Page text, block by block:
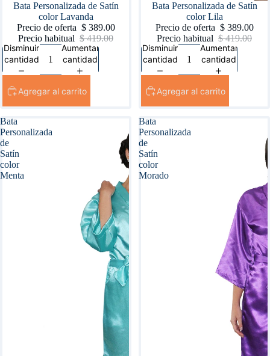
Oferta
Bata Personalizada de Satín
color Lavanda
Precio de oferta $ 389.00
Precio habitual $ 419.00
Disminuir
cantidad
Aumentar
cantidad
Agregar al carrito
Oferta
Bata Personalizada de Satín
color Lila
Precio de oferta $ 389.00
Precio habitual $ 419.00
Disminuir
cantidad
Aumentar
cantidad
Agregar al carrito
Bata
Personalizada
de
Satín
color
Menta
Bata
Personalizada
de
Satín
color
Morado